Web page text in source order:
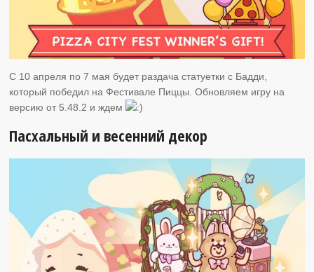
C 10 апреля по 7 мая будет раздача статуетки с Бадди,
который победил на Фестивале Пиццы. Обновляем игру на
версию от 5.48.2 и ждем
Пасхальный и весенний декор